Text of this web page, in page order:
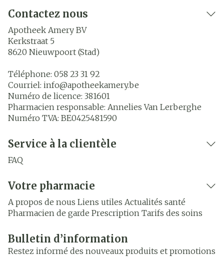
Contactez nous
Apotheek Amery BV
Kerkstraat 5
8620 Nieuwpoort (Stad)
Téléphone: 058 23 31 92
Courriel: info@apotheekamery.be
Numéro de licence: 381601
Pharmacien responsable: Annelies Van Lerberghe
Numéro TVA: BE0425481590
Service à la clientèle
FAQ
Votre pharmacie
A propos de nous Liens utiles Actualités santé
Pharmacien de garde Prescription Tarifs des soins
Bulletin d’information
Restez informé des nouveaux produits et promotions